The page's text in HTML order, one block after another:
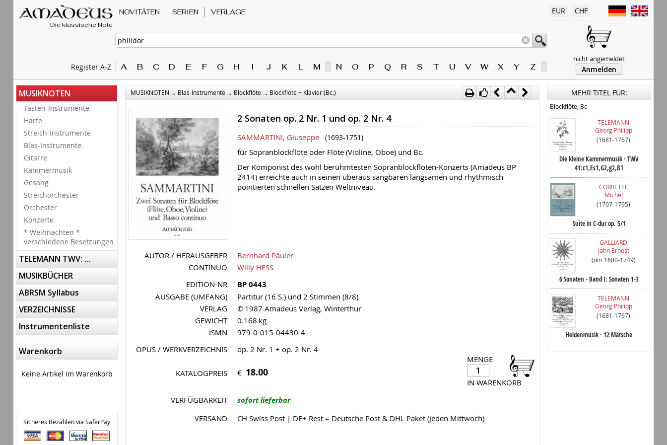
Die klassische Note
Register A-Z
NOVITÄTEN SERIEN VERLAGE
A B C D E F G H I J K L M N O P Q R S T U V W X Y Z
EUR CHF
nicht angemeldet
Anmelden
MUSIKNOTEN
Tasten-Instrumente
Harfe
Streich-Instrumente
Blas-Instrumente
Gitarre
Kammermusik
Gesang
Streichorchester
Orchester
Konzerte
* Weihnachten *
verschiedene Besetzungen
TELEMANN TWV: ...
MUSIKBÜCHER
ABRSM Syllabus
VERZEICHNISSE
Instrumentenliste
Warenkorb
Keine Artikel im Warenkorb
Sicheres Bezahlen via SaferPay
MUSIKNOTEN → Blas-Instrumente → Blockflöte → Blockflöte + Klavier (Bc.)
2 Sonaten op. 2 Nr. 1 und op. 2 Nr. 4
SAMMARTINI, Giuseppe (1693-1751)
für Sopranblockflöte oder Flöte (Violine, Oboe) und Bc.
Der Komponist des wohl berühmtesten Sopranblockflöten-Konzerts (Amadeus BP
2414) erreichte auch in seinen überaus sangbaren langsamen und rhythmisch
pointierten schnellen Sätzen Weltniveau.
AUTOR / HERAUSGEBER
Bernhard Päuler
CONTINUO
Willy HESS
EDITION-NR
BP 0443
AUSGABE (UMFANG)
Partitur (16 S.) und 2 Stimmen (8/8)
VERLAG
© 1987 Amadeus Verlag, Winterthur
GEWICHT
0.168 kg
ISMN
979-0-015-04430-4
OPUS / WERKVERZEICHNIS
op. 2 Nr. 1 + op. 2 Nr. 4
MENGE
IN WARENKORB
KATALOGPREIS € 18.00
VERFÜGBARKEIT sofort lieferbar
VERSAND CH Swiss Post | DE+ Rest = Deutsche Post & DHL Paket (jeden Mittwoch)
MEHR TITEL FÜR:
Blockflöte, Bc
TELEMANN
Georg Philipp
(1681-1767)
Die kleine Kammermusik · TWV
41:c1,Es1,G2,g2,B1
CORRETTE
Michel
(1707-1795)
Suite in C-dur op. 5/1
GALLIARD
John Ernest
(um 1680-1749)
6 Sonaten - Band I: Sonaten 1-3
TELEMANN
Georg Philipp
(1681-1767)
Heldenmusik · 12 Märsche